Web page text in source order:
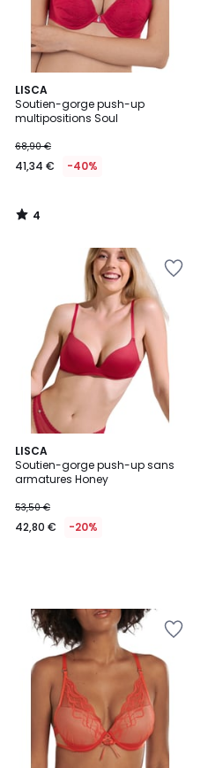
LISCA
Soutien-gorge push-up
multipositions Soul
68,90 €
41,34 € -40%
4
/
5
4
/
LISCA
Soutien-gorge push-up sans
armatures Honey
53,50 €
42,80 € -20%